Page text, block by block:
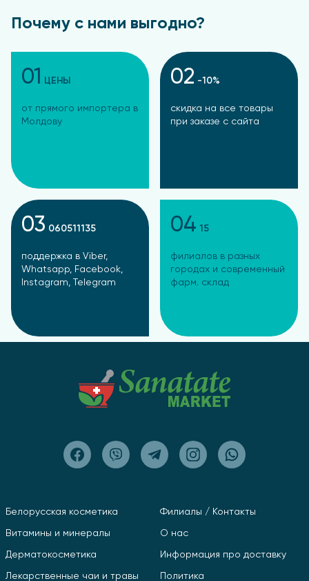
Почему с нами выгодно?
01 ЦЕНЫ
от прямого импортера в
Молдову
02 -10%
скидка на все товары
при заказе с сайта
03 060511135
поддержка в Viber,
Whatsapp, Facebook,
Instagram, Telegram
04 15
филиалов в разных
городах и современный
фарм. склад
Белорусская косметика
Витамины и минералы
Дерматокосметика
Лекарственные чаи и травы
Филиалы / Контакты
О нас
Информация про доставку
Политика